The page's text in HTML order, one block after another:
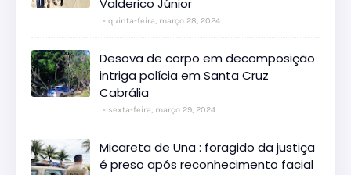
Valderico Júnior
quinta-feira, março 28, 2024
Desova de corpo em decomposição
intriga polícia em Santa Cruz
Cabrália
sexta-feira, março 29, 2024
Micareta de Una : foragido da justiça
é preso após reconhecimento facial